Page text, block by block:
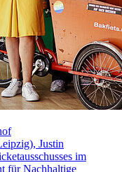
Justin
im
für Nachhaltige